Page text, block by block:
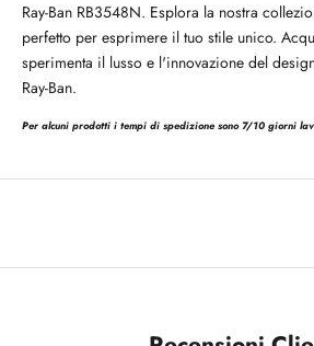
Ray-Ban RB3548N. Esplora la nostra
perfetto per esprimere il tuo stile unico.
sperimenta il lusso e l'innovazione del
Ray-Ban.
Per alcuni prodotti i tempi di spedizione sono 7/10 giorni